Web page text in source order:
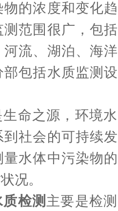
的浓度和变化
范围很广，包
流、湖泊、海
包括水质监测
之源，环境水
社会的可持续
水体中污染物
况。
检测 主要是检